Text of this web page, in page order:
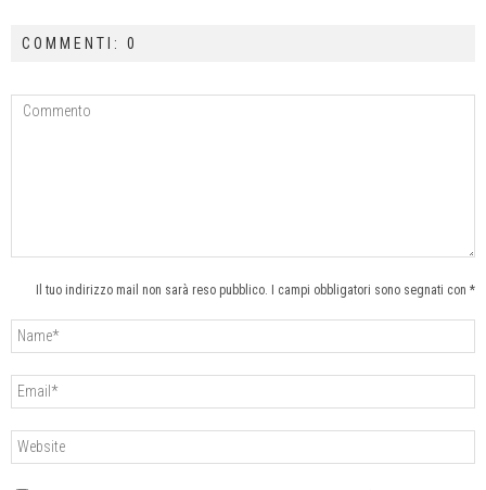
COMMENTI: 0
Il tuo indirizzo mail non sarà reso pubblico. I campi obbligatori sono segnati con *